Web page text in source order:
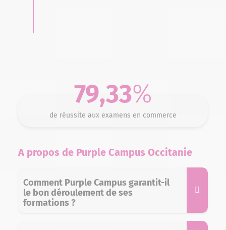
79,33%
de réussite aux examens en commerce
A propos de Purple Campus Occitanie
Comment Purple Campus garantit-il
le bon déroulement de ses
formations ?